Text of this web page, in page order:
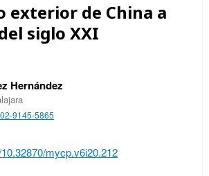
exterior de China a
siglo XXI
Hernández
9145-5865
mycp.v6i20.212